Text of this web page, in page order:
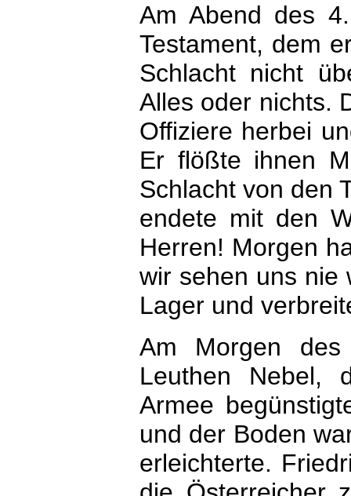
Am Abend des
Testament, dem
Schlacht nicht
Alles oder nichts.
Offiziere herbei
Er flößte ihnen
Schlacht von den
endete mit den
Herren! Morgen
wir sehen uns nie
Lager und
Am Morgen
Leuthen Nebel,
Armee
und der Boden
erleichterte.